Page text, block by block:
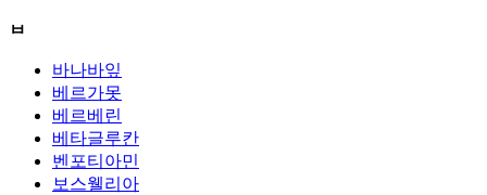
ㅂ
바나바잎
베르가못
베르베린
베타글루칸
벤포티아민
보스웰리아